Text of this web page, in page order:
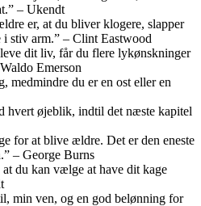
– Ukendt
er, at du bliver klogere, slapper
i stiv arm.” – Clint Eastwood
dit liv, får du flere lykønskninger
Emerson
medmindre du er en ost eller en
hvert øjeblik, indtil det næste kapitel
for at blive ældre. Det er den eneste
– George Burns
du kan vælge at have dit kage
min ven, og en god belønning for